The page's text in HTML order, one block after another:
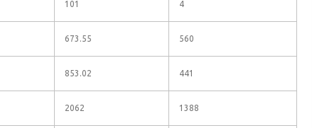
101 4
673.55 560
853.02 441
2062 1388